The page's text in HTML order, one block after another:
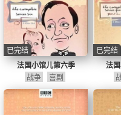
法国小馆儿第六季
已完结
战争 喜剧
法
已完结